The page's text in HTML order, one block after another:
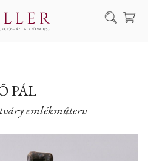
Keresés
PÁL
emlékműterv